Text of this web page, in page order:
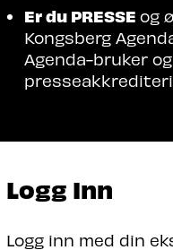
Er du PRESSE og
Kongsberg
Agenda-bruker
Logg Inn
Logg inn med din